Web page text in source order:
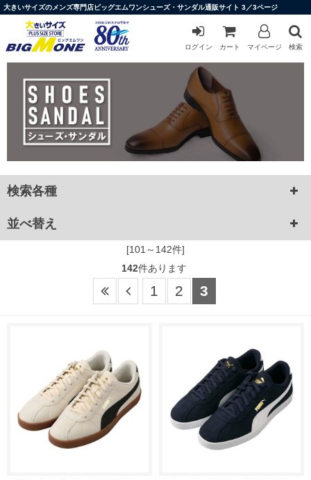
大きいサイズのメンズ専門店ビッグエムワンシューズ・サンダル通販サイト 3／3ページ
ログイン カート マイページ 検索
検索各種
並べ替え
[101～142件]
142件あります
1 2 3